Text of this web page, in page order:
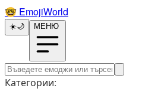
🤓️ EmojiWorld
☀️🌙 МЕНЮ
Категории: